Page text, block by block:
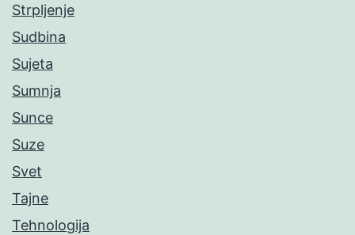
Strpljenje
Sudbina
Sujeta
Sumnja
Sunce
Suze
Svet
Tajne
Tehnologija